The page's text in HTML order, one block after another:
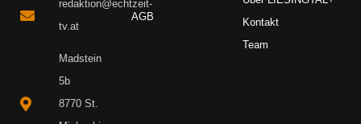
redaktion@echtzeit-
tv.at
Madstein
5b
8770 St.
AGB
Kontakt
Team